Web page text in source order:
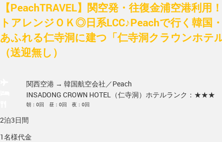
【PeachTRAVEL】関空発・往復金浦空港利用
トアレンジＯＫ◎日系LCC♪Peachで行く韓国
あふれる仁寺洞に建つ「仁寺洞クラウンホテ
（送迎無し）
関西空港 → 韓国航空会社／Peach
INSADONG CROWN HOTEL（仁寺洞） ホテルランク：★★★
朝：0回 昼：0回 夜：0回
2泊3日間
1名様代金